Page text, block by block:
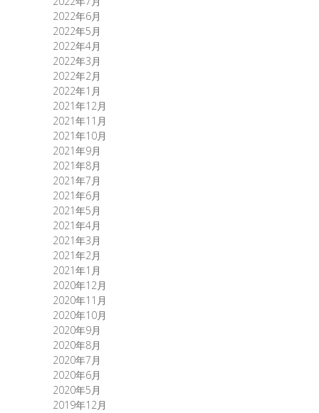
2022年6月
2022年5月
2022年4月
2022年3月
2022年2月
2022年1月
2021年12月
2021年11月
2021年10月
2021年9月
2021年8月
2021年7月
2021年6月
2021年5月
2021年4月
2021年3月
2021年2月
2021年1月
2020年12月
2020年11月
2020年10月
2020年9月
2020年8月
2020年7月
2020年6月
2020年5月
2019年12月